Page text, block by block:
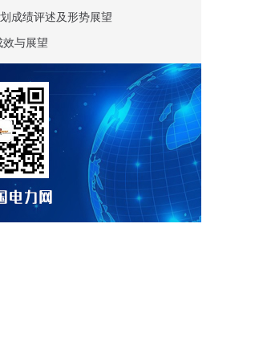
成绩评述及形势展望
与展望